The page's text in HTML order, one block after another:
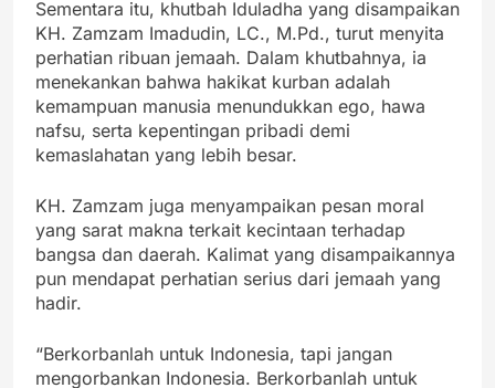
Sementara itu, khutbah Iduladha yang disampaikan
KH. Zamzam Imadudin, LC., M.Pd., turut menyita
perhatian ribuan jemaah. Dalam khutbahnya, ia
menekankan bahwa hakikat kurban adalah
kemampuan manusia menundukkan ego, hawa
nafsu, serta kepentingan pribadi demi
kemaslahatan yang lebih besar.
KH. Zamzam juga menyampaikan pesan moral
yang sarat makna terkait kecintaan terhadap
bangsa dan daerah. Kalimat yang disampaikannya
pun mendapat perhatian serius dari jemaah yang
hadir.
“Berkorbanlah untuk Indonesia, tapi jangan
mengorbankan Indonesia. Berkorbanlah untuk